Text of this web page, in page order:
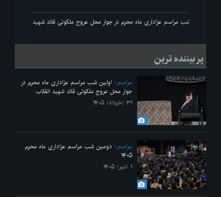
اولین شب مراسم عزاداری ماه محرم در جوار محل عروج ملکوتی قائد شهید انقلاب
پر بیننده ترین
مراسم
اولین شب مراسم عزاداری ماه محرم در
جوار محل عروج ملکوتی قائد شهید انقلاب
۳۱ /خرداد/ ۱۴۰۵
مراسم
دومین شب مراسم عزاداری ماه محرم
۱۴۰۵
۱ /تیر/ ۱۴۰۵